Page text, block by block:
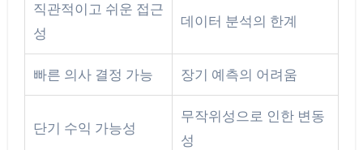
직관적이고 쉬운 접근
성
데이터 분석의 한계
빠른 의사 결정 가능 장기 예측의 어려움
단기 수익 가능성
무작위성으로 인한 변동
성